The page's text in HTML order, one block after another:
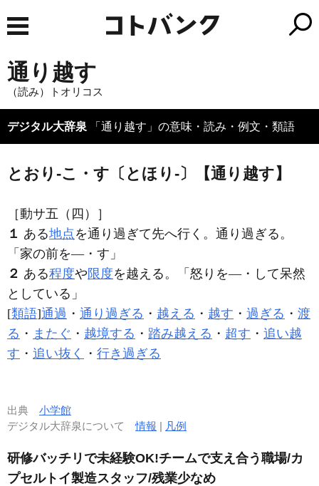
通り越す
（読み）トオリコス
デジタル大辞泉 「通り越す」の意味・読み・例文・類語
とおり‐こ・す〔とほり‐〕【通り越す】
［動サ五（四）］
１ ある地点 を通り過ぎて先へ行く。通り過ぎる。
「家の前を―・す」
２ ある程度や 限度を越える。「怒りを―・して呆然
としている」
[類語]通過 ・ 通り過ぎる ・ 越える ・ 越す ・ 過ぎる ・ 渡
る ・ またぐ ・ 越境する ・ 踏み越える ・ 超す ・ 追い越
す ・ 追い抜く ・ 行き過ぎる
出典 小学館
デジタル大辞泉について情報 | 凡例
研修バッチリで未経験OK!チームで支え合う職場/カ
プセルトイ製造スタッフ/残業少なめ